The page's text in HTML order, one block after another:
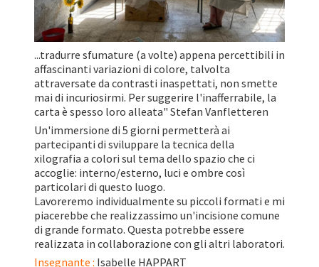
...tradurre sfumature (a volte) appena percettibili in
affascinanti variazioni di colore, talvolta
attraversate da contrasti inaspettati, non smette
mai di incuriosirmi. Per suggerire l'inafferrabile, la
carta è spesso loro alleata" Stefan Vanfletteren
Un'immersione di 5 giorni permetterà ai
partecipanti di sviluppare la tecnica della
xilografia a colori sul tema dello spazio che ci
accoglie: interno/esterno, luci e ombre così
particolari di questo luogo.
Lavoreremo individualmente su piccoli formati e mi
piacerebbe che realizzassimo un'incisione comune
di grande formato. Questa potrebbe essere
realizzata in collaborazione con gli altri laboratori.
Insegnante : Isabelle HAPPART